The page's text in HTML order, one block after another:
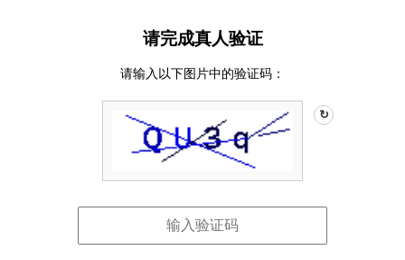
请完成真人验证
请输入以下图片中的验证码：
↻